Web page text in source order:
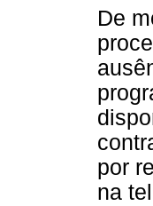
De
por
na